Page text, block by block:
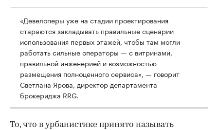
00:00
«Девелоперы уже на стадии проектирования
стараются закладывать правильные сценарии
использования первых этажей, чтобы там могли
работать сильные операторы — с витринами,
правильной инженерией и возможностью
размещения полноценного сервиса», — говорит
Светлана Ярова, директор департамента
брокериджа RRG.
То, что в урбанистике принято называть